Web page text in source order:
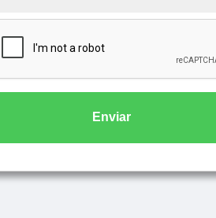
Enviar